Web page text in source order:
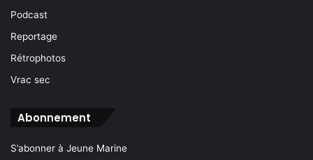
Podcast
Reportage
Rétrophotos
Vrac sec
Abonnement
S’abonner à Jeune Marine